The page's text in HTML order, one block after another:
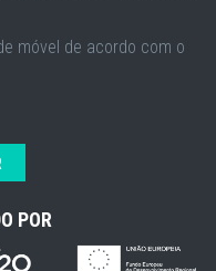
móvel de acordo com o
POR